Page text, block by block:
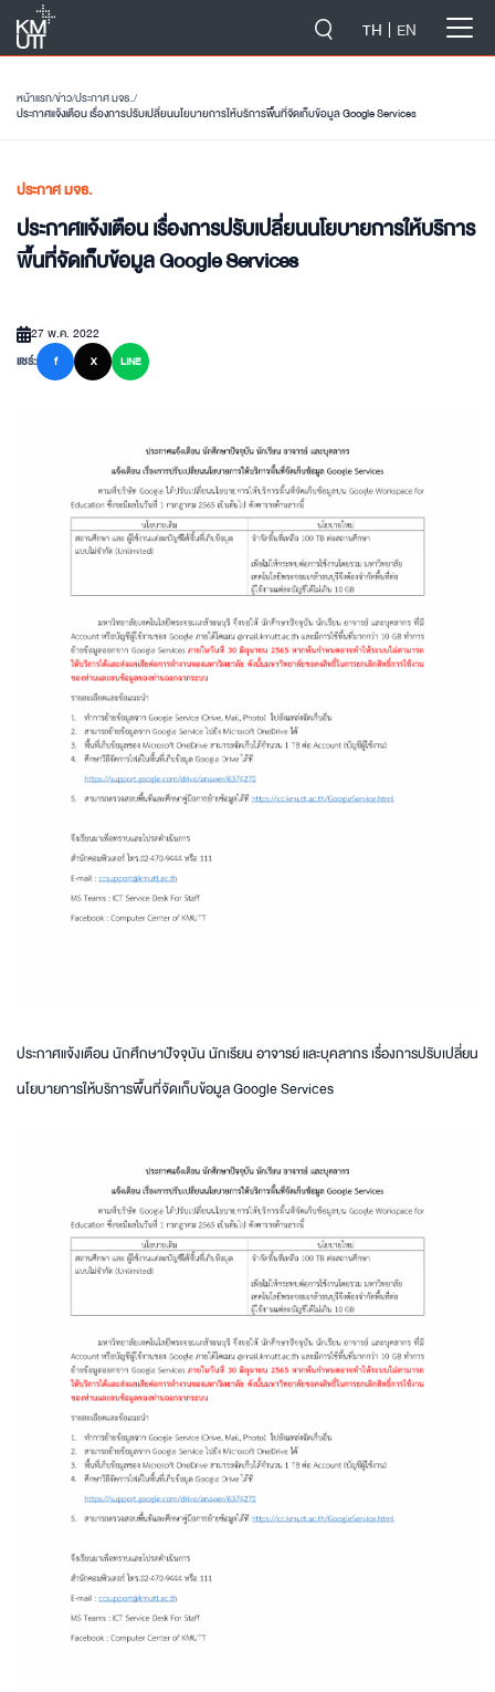
TH EN
หน้าแรก/ข่าว/ประกาศ มจธ./
ประกาศแจ้งเตือน เรื่องการปรับเปลี่ยนนโยบายการให้บริการพื้นที่จัดเก็บข้อมูล Google Services
ประกาศ มจธ.
ประกาศแจ้งเตือน เรื่องการปรับเปลี่ยนนโยบายการให้บริการ
พื้นที่จัดเก็บข้อมูล Google Services
27 พ.ค. 2022
แชร์:
f X LINE
ประกาศแจ้งเตือน นักศึกษาปัจจุบัน นักเรียน อาจารย์ และบุคลากร เรื่องการปรับเปลี่ยน
นโยบายการให้บริการพื้นที่จัดเก็บข้อมูล Google Services